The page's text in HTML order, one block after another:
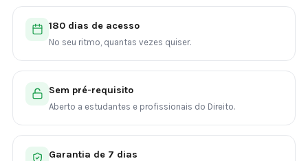
180 dias de acesso
No seu ritmo, quantas vezes quiser.
Sem pré-requisito
Aberto a estudantes e profissionais do Direito.
Garantia de 7 dias